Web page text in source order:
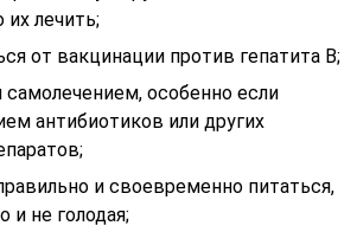
лечить;
от вакцинации против гепатита В;
самолечением, особенно если
антибиотиков или других
и своевременно питаться,
и не голодая;